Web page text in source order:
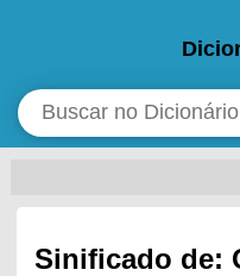
Sinificado de: